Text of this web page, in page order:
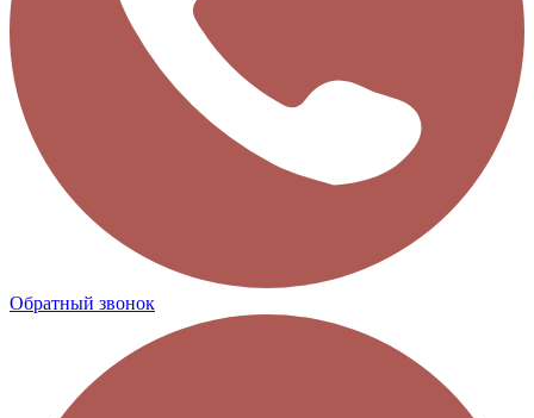
Обратный звонок